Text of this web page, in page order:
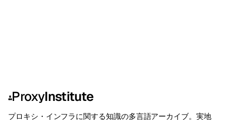
⁂ProxyInstitute
プロキシ・インフラに関する知識の多言語アーカイブ。実地